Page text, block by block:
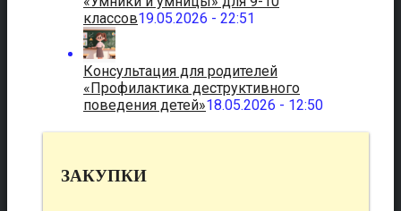
классов19.05.2026 - 22:51
Консультация для родителей
«Профилактика деструктивного
поведения детей»18.05.2026 - 12:50
ЗАКУПКИ